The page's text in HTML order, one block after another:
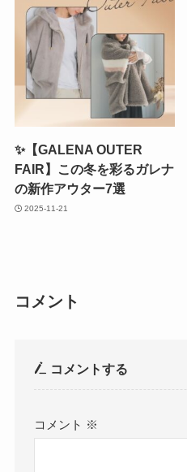
✨【GALENA OUTER
FAIR】この冬を彩るガレナ
の新作アウター7選
2025-11-21
コメント
コメントする
コメント ※